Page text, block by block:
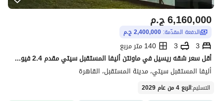
ج.م6,160,000
الدفعة المقدّمة: 2,400,000 ج.م
3
3
140 متر مربع
أقل سعر شقه ريسيل في ماونتن أليفا المستقبل سيتي مقدم 2.4 فيو لاند سكيب مرحلة فيلدز بارك
أليفا المستقبل سيتي، مدينة المستقبل، القاهرة
التسليم:الربع 4 من عام 2029